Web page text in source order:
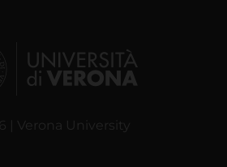
| Verona University